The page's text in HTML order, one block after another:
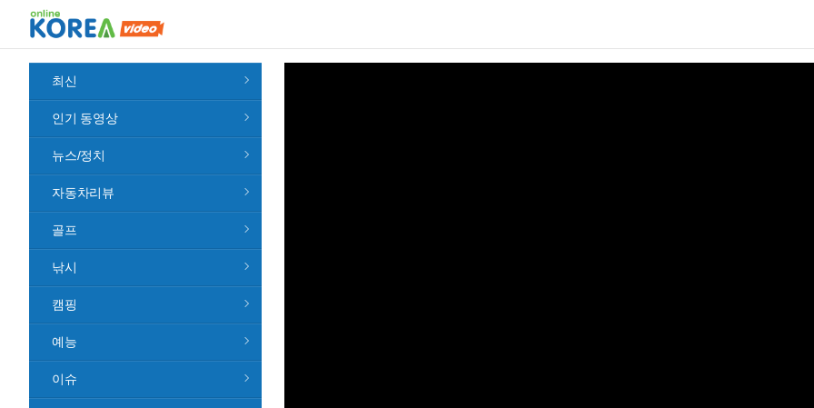
최신
인기 동영상
뉴스/정치
자동차리뷰
골프
낚시
캠핑
예능
이슈